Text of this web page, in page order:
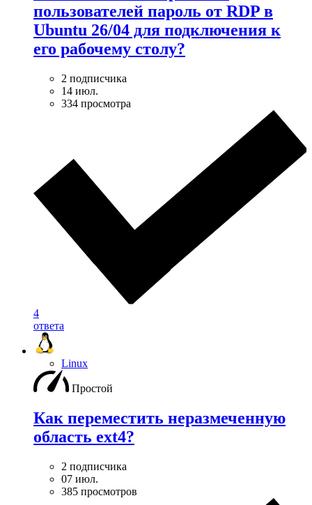
пользователей пароль от RDP в
Ubuntu 26/04 для подключения к
его рабочему столу?
2 подписчика
14 июл.
334 просмотра
4
ответа
Linux
Простой
Как переместить неразмеченную
область ext4?
2 подписчика
07 июл.
385 просмотров